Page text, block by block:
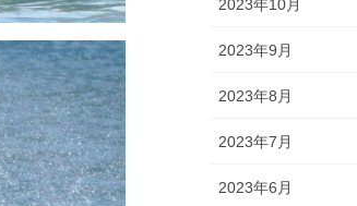
2023年10月
2023年9月
2023年8月
2023年7月
2023年6月